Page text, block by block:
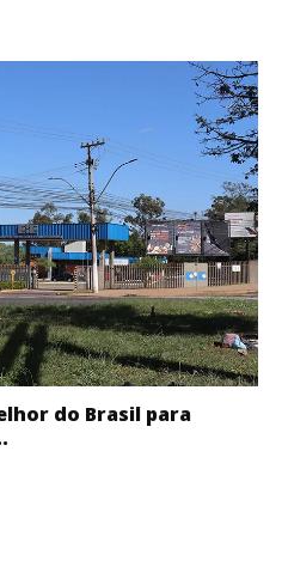
do Brasil para